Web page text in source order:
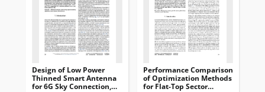
Design of Low Power
Thinned Smart Antenna
for 6G Sky Connection,
Performance Comparison
of Optimization Methods
for Flat-Top Sector